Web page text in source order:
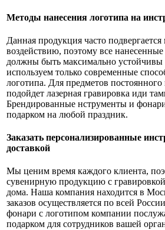
Методы нанесения логотипа на
Данная продукция часто
воздействию, поэтому все
должны быть максимально
используем только современные
логотипа. Для предметов постоянного
подойдет лазерная гравировка иди
Брендированные нструменты и
подарком на любой праздник.
Заказать персонализированные
доставкой
Мы ценим время каждого клиента,
сувенирную продукцию с
дома. Наша компания находится в
заказов осуществляется по всей
фонари с логотипом компании
подарком для сотрудников вашей